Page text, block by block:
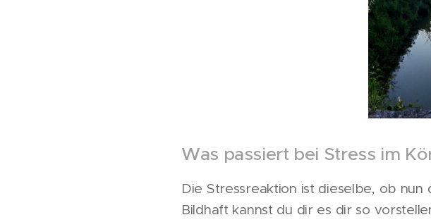
Was passiert bei Stress im
Die Stressreaktion ist dieselbe, ob
Bildhaft kannst du dir es dir so